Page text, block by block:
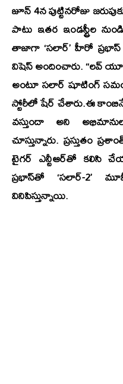
జూన్ 4న పుట్టినరోజు
పాటు ఇతర ఇండస్ట్రీల
తాజాగా ‘సలార్’ హీరో ప్రభాస్
విషెస్ అందించారు. “లవ్ యూ
అంటూ సలార్ షూటింగ్
స్టోరీలో షేర్ చేశారు.ఈ
వస్తుందా అని
చూస్తున్నారు. ప్రస్తుతం
టైగర్ ఎన్టీఆర్‌తో కలిసి
ప్రభాస్‌తో ‘సలార్-2’
వినిపిస్తున్నాయి.